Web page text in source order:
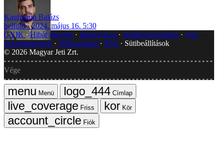
Kaufmann Balázs
belföld
2024. május 16. 5:30
GYIK
Hibát jelentek Impresszum Javítások kezelése
Jogi
dokumentumok
Médiaajánlat RSS
Sütibeállítások
© 2026 Magyar Jeti Zrt.
Vége
Menü
Címlap
Friss
Kör
Fiók